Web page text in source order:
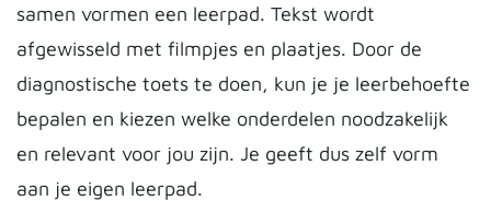
samen vormen een leerpad. Tekst wordt
afgewisseld met filmpjes en plaatjes. Door de
diagnostische toets te doen, kun je je leerbehoefte
bepalen en kiezen welke onderdelen noodzakelijk
en relevant voor jou zijn. Je geeft dus zelf vorm
aan je eigen leerpad.